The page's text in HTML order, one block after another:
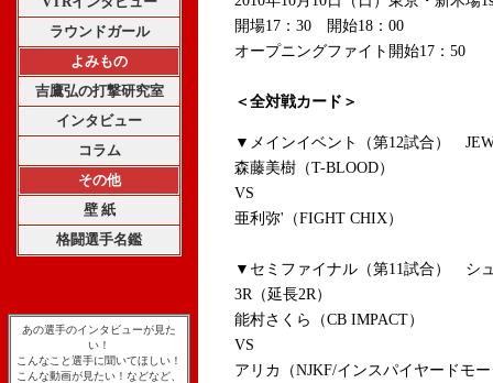
ラウンドガール
よみもの
吉鷹弘の打撃研究室
インタビュー
コラム
その他
壁 紙
格闘選手名鑑
あの選手のインタビューが見た
い！
こんなこと選手に聞いてほしい！
こんな動画が見たい！などなど、
開場17：30 開始18：00
オープニングファイト開始17：50
＜全対戦カード＞
▼メインイベント（第12試合）
森藤美樹（T-BLOOD）
VS
亜利弥'（FIGHT CHIX）
▼セミファイナル（第11試合） シ
3R（延長2R）
能村さくら（CB IMPACT）
VS
アリカ（NJKF/インスパイヤードモ